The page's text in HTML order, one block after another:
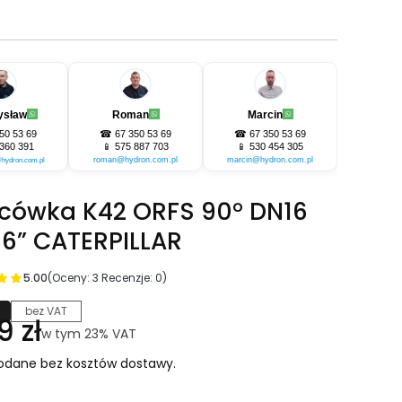
53 69
391
Roman
☎ 67 350 53 69
📱 575 887 703
roman@hydron.com.pl
Marcin
☎ 67 350 53 69
📱 530 454 305
marcin@hydron.com.pl
K42 ORFS 90° DN16
CATERPILLAR
5.00(Oceny: 3 Recenzje: 0)
bez VAT
złw tym 23% VAT
w tym 23% VAT
bez kosztów dostawy.